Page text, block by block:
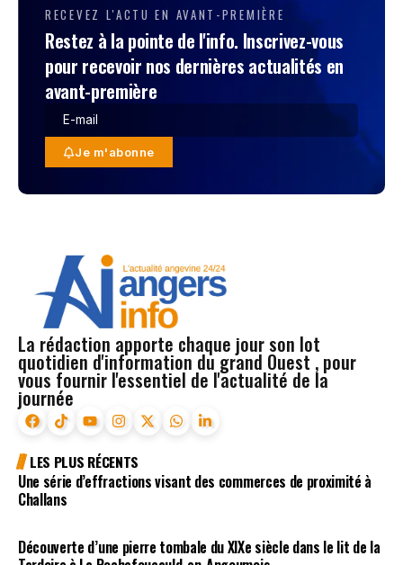
RECEVEZ L'ACTU EN AVANT-PREMIÈRE
Restez à la pointe de l'info. Inscrivez-vous
pour recevoir nos dernières actualités en
avant-première
Je m'abonne
La rédaction apporte chaque jour son lot
quotidien d'information du grand Ouest , pour
vous fournir l'essentiel de l'actualité de la
journée
LES PLUS RÉCENTS
Une série d’effractions visant des commerces de proximité à
Challans
Découverte d’une pierre tombale du XIXe siècle dans le lit de la